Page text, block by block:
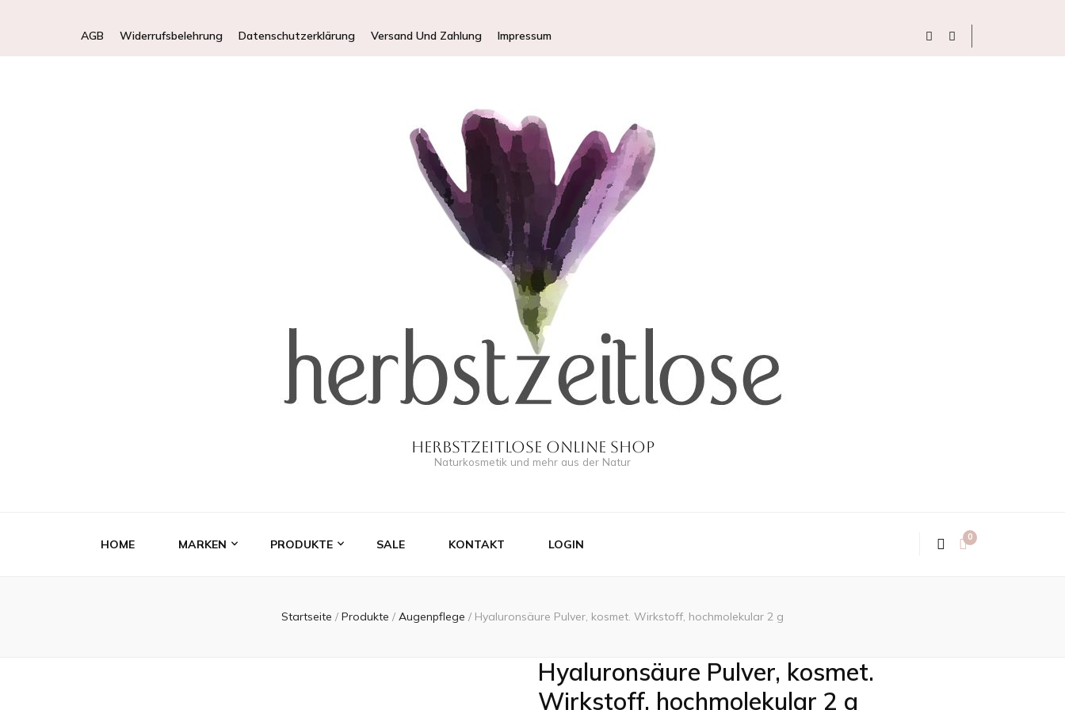
AGB Widerrufsbelehrung Datenschutzerklärung Versand Und Zahlung Impressum
Herbstzeitlose Online Shop
Naturkosmetik und mehr aus der Natur
HOME MARKEN PRODUKTE SALE KONTAKT LOGIN
0
Startseite / Produkte / Augenpflege / Hyaluronsäure Pulver, kosmet. Wirkstoff, hochmolekular 2 g
Hyaluronsäure Pulver, kosmet.
Wirkstoff, hochmolekular 2 g